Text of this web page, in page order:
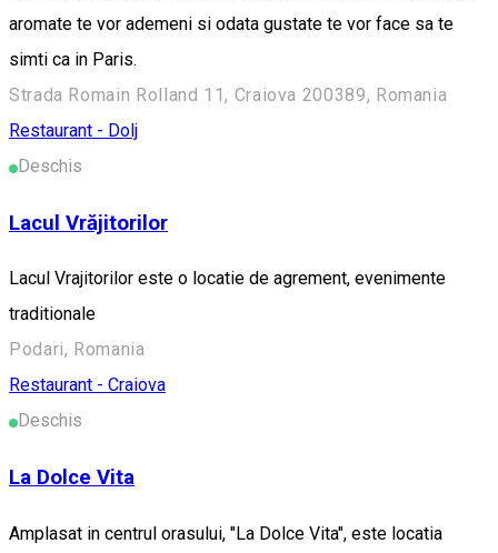
aromate te vor ademeni si odata gustate te vor face sa te
simti ca in Paris.
Strada Romain Rolland 11, Craiova 200389, Romania
Restaurant - Dolj
Deschis
Lacul Vrăjitorilor
Lacul Vrajitorilor este o locatie de agrement, evenimente
traditionale
Podari, Romania
Restaurant - Craiova
Deschis
La Dolce Vita
Amplasat in centrul orasului, "La Dolce Vita", este locatia